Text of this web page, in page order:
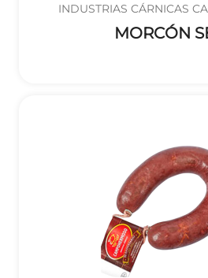
INDUSTRIAS CÁRNICAS
MORCÓN